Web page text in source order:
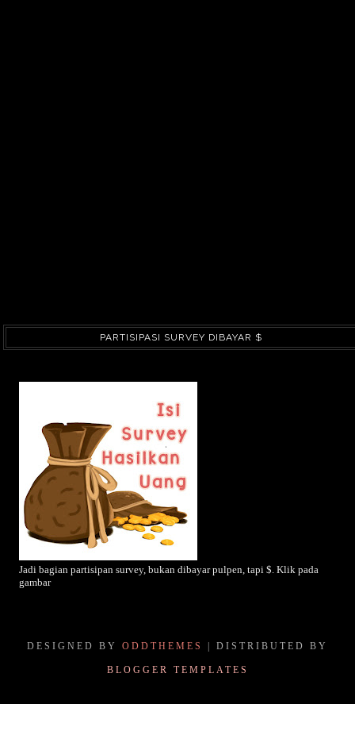
PARTISIPASI SURVEY DIBAYAR $
Jadi bagian partisipan survey, bukan dibayar pulpen, tapi $. Klik pada
gambar
DESIGNED BY ODDTHEMES | DISTRIBUTED BY
BLOGGER TEMPLATES